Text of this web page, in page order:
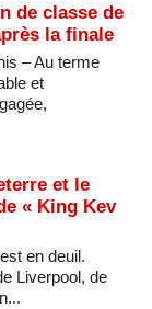
de classe de
la finale
– Au terme
et
et le
« King Kev
en deuil.
Liverpool, de